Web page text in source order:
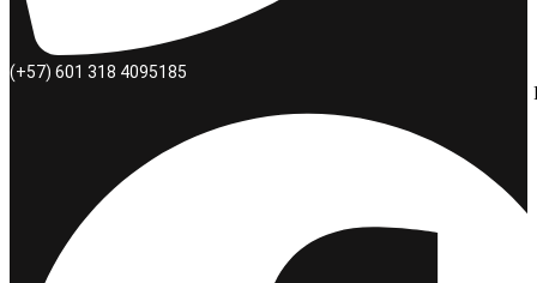
(+57) 601 318 4095185